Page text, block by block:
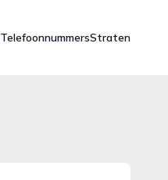
TelefoonnummersStraten